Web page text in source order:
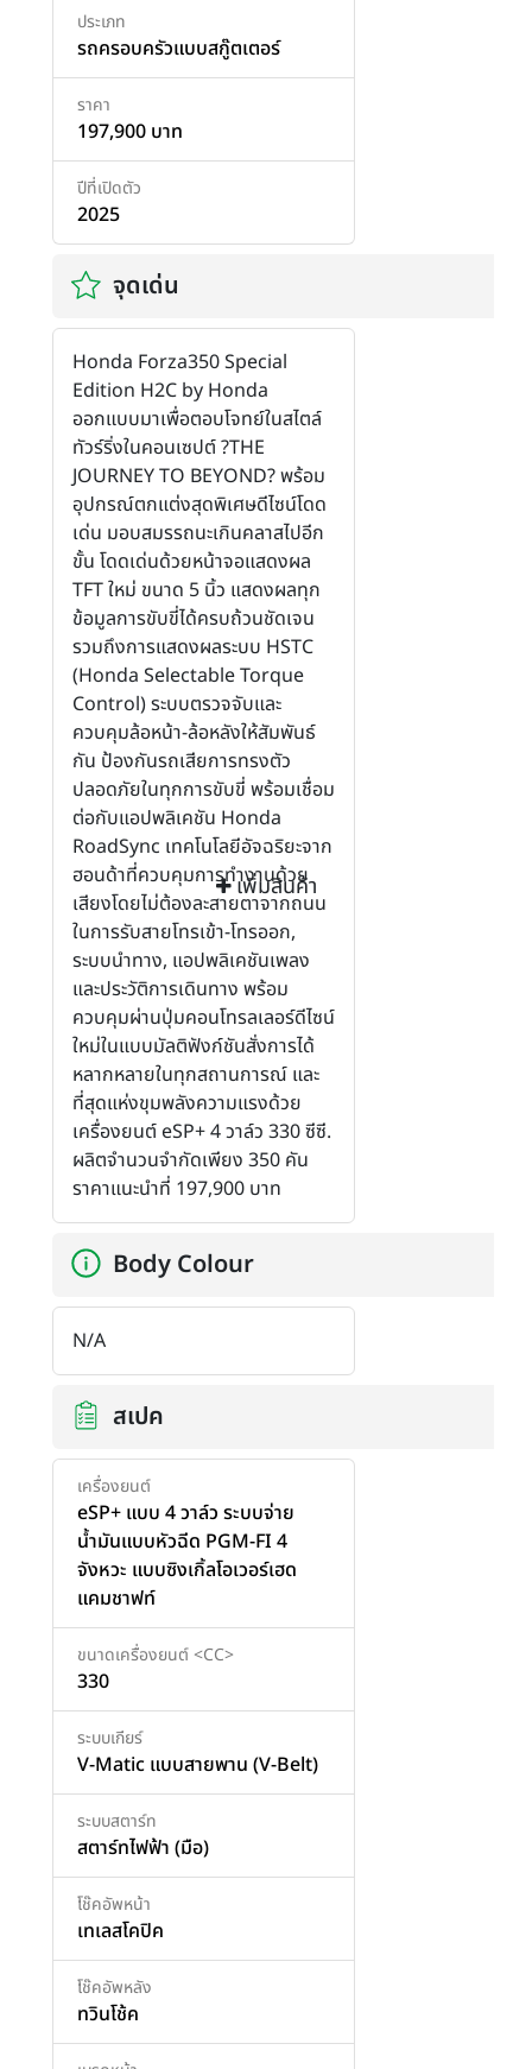
เพิ่มสินค้า
ประเภท
รถครอบครัวแบบสกู๊ตเตอร์
ราคา
197,900 บาท
ปีที่เปิดตัว
2025
จุดเด่น
Honda Forza350 Special
Edition H2C by Honda
ออกแบบมาเพื่อตอบโจทย์ในสไตล์
ทัวร์ริ่งในคอนเซปต์ ?THE
JOURNEY TO BEYOND? พร้อม
อุปกรณ์ตกแต่งสุดพิเศษดีไซน์โดด
เด่น มอบสมรรถนะเกินคลาสไปอีก
ขั้น โดดเด่นด้วยหน้าจอแสดงผล
TFT ใหม่ ขนาด 5 นิ้ว แสดงผลทุก
ข้อมูลการขับขี่ได้ครบถ้วนชัดเจน
รวมถึงการแสดงผลระบบ HSTC
(Honda Selectable Torque
Control) ระบบตรวจจับและ
ควบคุมล้อหน้า-ล้อหลังให้สัมพันธ์
กัน ป้องกันรถเสียการทรงตัว
ปลอดภัยในทุกการขับขี่ พร้อมเชื่อม
ต่อกับแอปพลิเคชัน Honda
RoadSync เทคโนโลยีอัจฉริยะจาก
ฮอนด้าที่ควบคุมการทำงานด้วย
เสียงโดยไม่ต้องละสายตาจากถนน
ในการรับสายโทรเข้า-โทรออก,
ระบบนำทาง, แอปพลิเคชันเพลง
และประวัติการเดินทาง พร้อม
ควบคุมผ่านปุ่มคอนโทรลเลอร์ดีไซน์
ใหม่ในแบบมัลติฟังก์ชันสั่งการได้
หลากหลายในทุกสถานการณ์ และ
ที่สุดแห่งขุมพลังความแรงด้วย
เครื่องยนต์ eSP+ 4 วาล์ว 330 ซีซี.
ผลิตจำนวนจำกัดเพียง 350 คัน
ราคาแนะนำที่ 197,900 บาท
Body Colour
N/A
สเปค
เครื่องยนต์
eSP+ แบบ 4 วาล์ว ระบบจ่าย
น้ำมันแบบหัวฉีด PGM-FI 4
จังหวะ แบบซิงเกิ้ลโอเวอร์เฮด
แคมชาฟท์
ขนาดเครื่องยนต์ <CC>
330
ระบบเกียร์
V-Matic แบบสายพาน (V-Belt)
ระบบสตาร์ท
สตาร์ทไฟฟ้า (มือ)
โช๊คอัพหน้า
เทเลสโคปิค
โช๊คอัพหลัง
ทวินโช้ค